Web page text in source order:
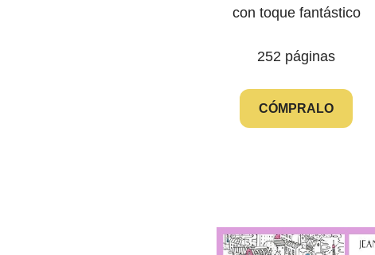
con toque fantástico
252 páginas
CÓMPRALO